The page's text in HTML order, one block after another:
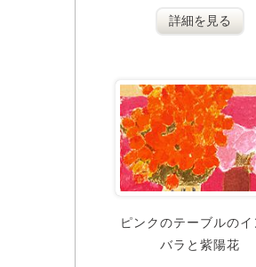
詳細を見る
ピンクのテーブルのイ
バラと紫陽花